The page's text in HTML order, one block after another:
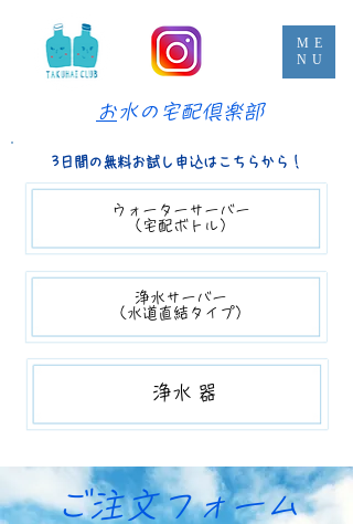
​お水の宅配倶楽部
3日間の無料お試し申込はこちらから！
ウォーターサーバー​​
（宅配ボトル）
浄水サーバー
（​水道直結タイプ）
​​浄水器
ME
NU
ご注文フォーム